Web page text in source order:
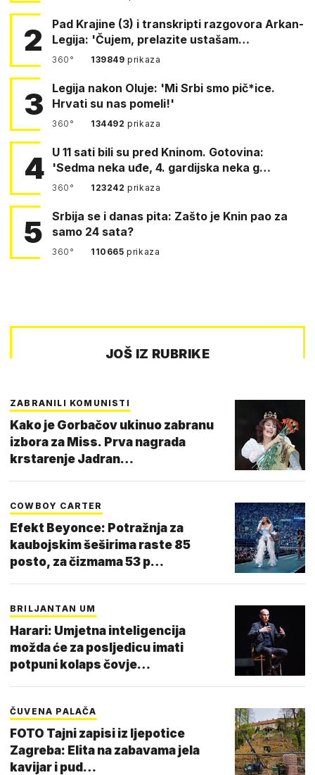
2
Pad Krajine (3) i transkripti razgovora Arkan-
Legija: 'Čujem, prelazite ustašam…
360° 139849prikaza
3
Legija nakon Oluje: 'Mi Srbi smo pič*ice.
Hrvati su nas pomeli!'
360° 134492prikaza
4 U 11 sati bili su pred Kninom. Gotovina:
'Sedma neka uđe, 4. gardijska neka g…
360° 123242prikaza
5
Srbija se i danas pita: Zašto je Knin pao za
samo 24 sata?
360° 110665prikaza
JOŠ IZ RUBRIKE
ZABRANILI KOMUNISTI
Kako je Gorbačov ukinuo zabranu
izbora za Miss. Prva nagrada
krstarenje Jadran…
COWBOY CARTER
Efekt Beyonce: Potražnja za
kaubojskim šeširima raste 85
posto, za čizmama 53 p…
BRILJANTAN UM
Harari: Umjetna inteligencija
možda će za posljedicu imati
potpuni kolaps čovje…
ČUVENA PALAČA
FOTO Tajni zapisi iz ljepotice
Zagreba: Elita na zabavama jela
kavijar i pud…